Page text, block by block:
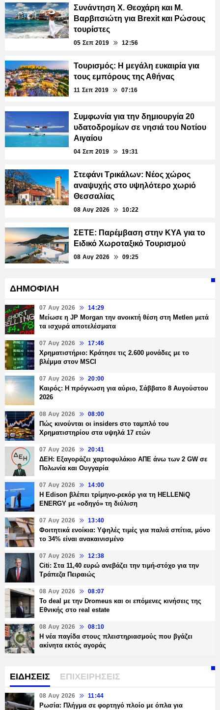
Συνάντηση Χ. Θεοχάρη και Μ.
Βαρβιτσιώτη για Brexit και Ρώσους
τουρίστες
05 Σεπ 2019 12:56
Τουρισμός: Η μεγάλη ευκαιρία για
τους εμπόρους της Αθήνας
11 Σεπ 2019 07:16
Συμφωνία για την δημιουργία 20
υδατοδρομίων σε νησιά του Νοτίου
Αιγαίου
04 Σεπ 2019 19:31
Στεφάνι Τρικάλων: Νέος χώρος
αναψυχής στο υψηλότερο χωριό
Θεσσαλίας
08 Αυγ 2026 10:22
ΣΕΤΕ: Παρέμβαση στην ΚΥΑ για το
Ειδικό Χωροταξικό Τουρισμού
08 Αυγ 2026 09:25
ΔΗΜΟΦΙΛΗ
07 Αυγ 2026 14:29
Μείωσε η JP Morgan την ανοικτή θέση στη Metlen μετά
τα ισχυρά αποτελέσματα
07 Αυγ 2026 17:46
Χρηματιστήριο: Κράτησε τις 2.600 μονάδες με το
βλέμμα στον MSCI
07 Αυγ 2026 20:00
Καιρός: Η πρόγνωση για αύριο, Σάββατο 8 Αυγούστου
2026
08 Αυγ 2026 08:00
Πώς κινούνται οι insiders στο ταμπλό του
Χρηματιστηρίου στα υψηλά 17 ετών
07 Αυγ 2026 20:41
ΔΕΗ: Εξαγοράζει χαρτοφυλάκιο ΑΠΕ άνω των 2 GW σε
Πολωνία και Ουγγαρία
07 Αυγ 2026 14:00
Η Edison βλέπει τρίμηνο-ρεκόρ για τη HELLENiQ
ENERGY με «οδηγό» τη διύλιση
07 Αυγ 2026 13:40
Φοιτητικά ενοίκια: Υψηλές τιμές για παλιά σπίτια, μόνο
το 34% είναι ανακαινισμένο
07 Αυγ 2026 12:38
Citi: Στα 11,40 ευρώ ανεβάζει την τιμή-στόχο για την
Τράπεζα Πειραιώς
08 Αυγ 2026 08:07
Το deal με την Dromeus και οι επόμενες κινήσεις της
Εθνικής στο real estate
08 Αυγ 2026 08:10
Η νέα παγίδα στους πλειστηριασμούς που βγάζει
ακίνητα εκτός αγοράς
ΕΙΔΗΣΕΙΣ ΕΠΙΧΕΙΡΗΣΕΙΣ
08 Αυγ 2026 11:44
Ρωσία: Πλήγμα σε φορτηγό πλοίο με όπλα για